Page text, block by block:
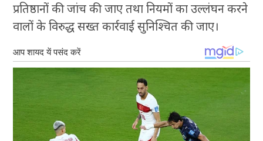
प्रतिष्ठानों की जांच की जाए तथा नियमों का उल्लंघन करने
वालों के विरुद्ध सख्त कार्रवाई सुनिश्चित की जाए।